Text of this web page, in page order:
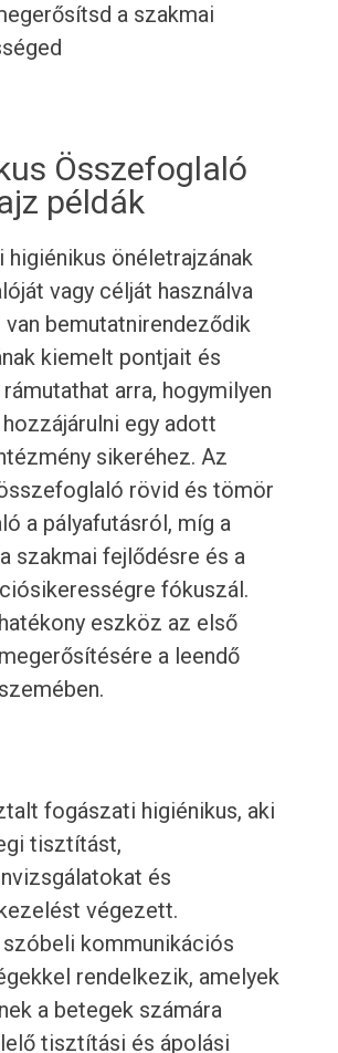
a szakmai
Összefoglaló
példák
higiénikus önéletrajzának
vagy célját használva
van bemutatnirendeződik
kiemelt pontjait és
arra, hogymilyen
egy adott
sikeréhez. Az
rövid és tömör
a pályafutásról, míg a
szakmai fejlődésre és a
fókuszál.
eszköz az első
a leendő
fogászati higiénikus, aki
tisztítást,
és
végezett.
kommunikációs
rendelkezik, amelyek
a betegek számára
tisztítási és ápolási